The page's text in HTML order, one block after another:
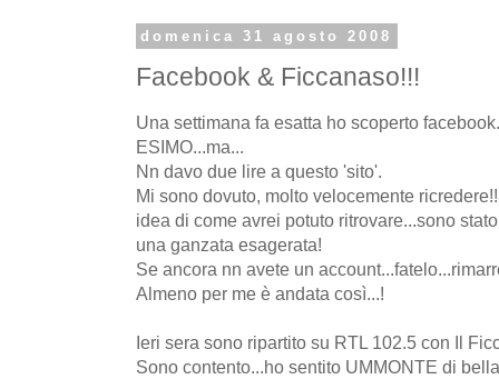
domenica 31 agosto 2008
Facebook & Ficcanaso!!!
Una settimana fa esatta ho scoperto
ESIMO...ma...
Nn davo due lire a questo 'sito'.
Mi sono dovuto, molto velocemente
idea di come avrei potuto ritrovare...sono
una ganzata esagerata!
Se ancora nn avete un
Almeno per me è andata così...!
Ieri sera sono ripartito su RTL 102.5 con Il
Sono contento...ho sentito UMMONTE di